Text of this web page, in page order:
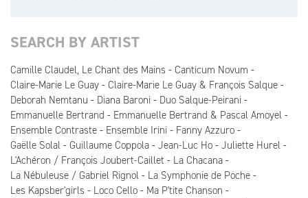
SEARCH BY ARTIST
Camille Claudel, Le Chant des Mains
Canticum Novum
Claire-Marie Le Guay
Claire-Marie Le Guay & François Salque
Deborah Nemtanu
Diana Baroni
Duo Salque-Peirani
Emmanuelle Bertrand
Emmanuelle Bertrand & Pascal Amoyel
Ensemble Contraste
Ensemble Irini
Fanny Azzuro
Gaëlle Solal
Guillaume Coppola Jean-Luc Ho
Juliette Hurel
L'Achéron / François Joubert-Caillet
La Chacana
La Nébuleuse / Gabriel Rignol
La Symphonie de Poche
Les Kapsber'girls
Loco Cello
Ma P'tite Chanson